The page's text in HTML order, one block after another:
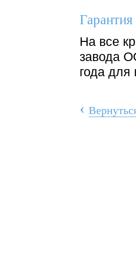
Гарантия
На все
завода
года для
‹